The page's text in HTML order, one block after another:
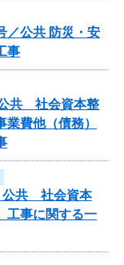
／公共 防災・安
事
公共 社会資本整
費他（債務）
公共 社会資本
工事に関する一